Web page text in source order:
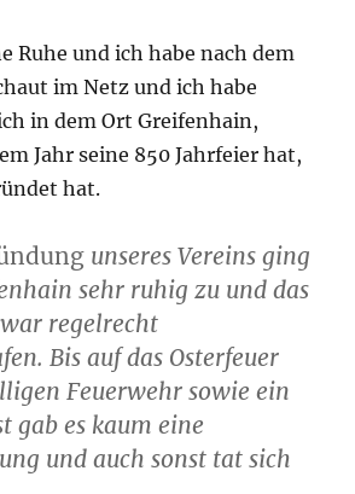
Ruhe und ich habe nach dem
im Netz und ich habe
in dem Ort Greifenhain,
Jahr seine 850 Jahrfeier hat,
hat.
unseres Vereins ging
sehr ruhig zu und das
regelrecht
Bis auf das Osterfeuer
Feuerwehr sowie ein
gab es kaum eine
und auch sonst tat sich